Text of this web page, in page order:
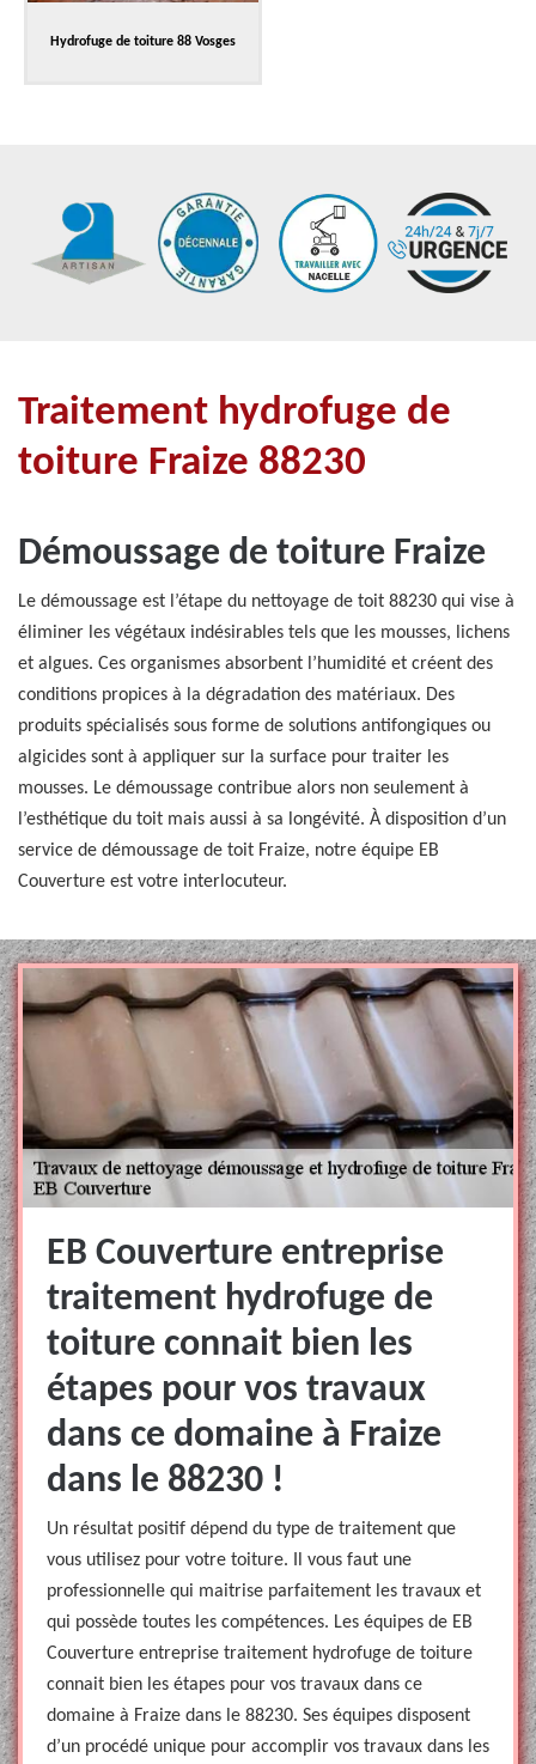
Hydrofuge de toiture 88 Vosges
Traitement hydrofuge de
toiture Fraize 88230
Démoussage de toiture Fraize
Le démoussage est l’étape du nettoyage de toit 88230 qui vise à
éliminer les végétaux indésirables tels que les mousses, lichens
et algues. Ces organismes absorbent l’humidité et créent des
conditions propices à la dégradation des matériaux. Des
produits spécialisés sous forme de solutions antifongiques ou
algicides sont à appliquer sur la surface pour traiter les
mousses. Le démoussage contribue alors non seulement à
l’esthétique du toit mais aussi à sa longévité. À disposition d’un
service de démoussage de toit Fraize, notre équipe EB
Couverture est votre interlocuteur.
EB Couverture entreprise
traitement hydrofuge de
toiture connait bien les
étapes pour vos travaux
dans ce domaine à Fraize
dans le 88230 !
Un résultat positif dépend du type de traitement que
vous utilisez pour votre toiture. Il vous faut une
professionnelle qui maitrise parfaitement les travaux et
qui possède toutes les compétences. Les équipes de EB
Couverture entreprise traitement hydrofuge de toiture
connait bien les étapes pour vos travaux dans ce
domaine à Fraize dans le 88230. Ses équipes disposent
d’un procédé unique pour accomplir vos travaux dans les